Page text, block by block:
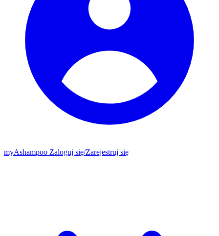
myAshampoo Zaloguj się/Zarejestruj się